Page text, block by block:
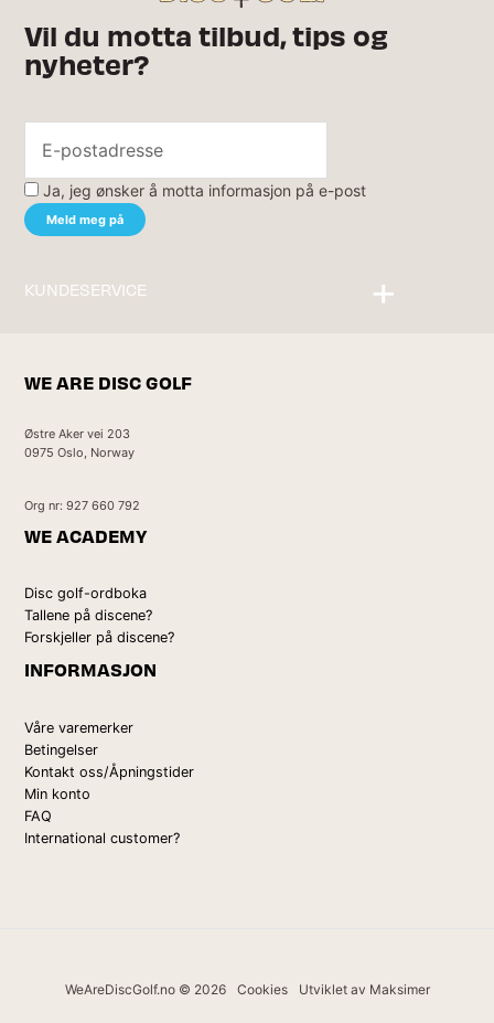
Vil du motta tilbud, tips og
nyheter?
Ja, jeg ønsker å motta informasjon på e-post
KUNDESERVICE
WE ARE DISC GOLF
Østre Aker vei 203
0975 Oslo, Norway
Org nr: 927 660 792
WE ACADEMY
Disc golf-ordboka
Tallene på discene?
Forskjeller på discene?
INFORMASJON
Våre varemerker
Betingelser
Kontakt oss/Åpningstider
Min konto
FAQ
International customer?
WeAreDiscGolf.no © 2026 Cookies Utviklet av Maksimer